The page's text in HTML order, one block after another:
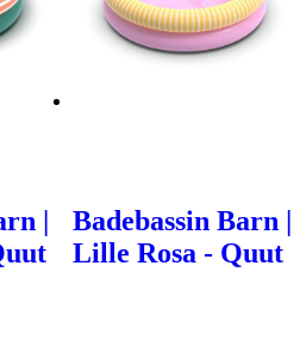
|
Badebassin Barn |
Lille Rosa - Quut